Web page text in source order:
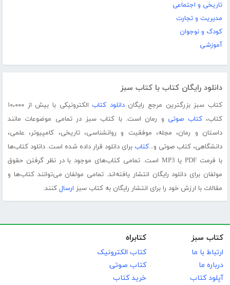
تاریخی و اجتماعی
مدیریت و تجارت
کودک و نوجوان
آموزشی
دانلود رایگان کتاب با کتاب سبز
کتاب سبز بزرگترین مرجع رایگاندانلود کتاب
الکترونیکی با بیش از ۱۰،۰۰۰
کتاب،کتاب صوتی و رمان است. با کتاب سبز در تمامی موضوعات مانند
داستان و رمان، مجله، موفقیت و روانشناسی، تاریخی، کامپیوتر، علمی،
دانشگاهی، کتاب صوتی و...کتاب برای دانلود قرار داده شده است. دانلود کتاب‌ها
با فرمت PDF یا MP3 است. تمامی کتاب‌های موجود با در نظر گرفتن حقوق
مولفان برای دانلود رایگان انتشار یافته‌اند. تمامی مولفان می‌توانند کتاب‌ها و
مقالات با ارزش خود را برای انتشار رایگان به کتاب سبز ارسال کنند.
کتاب سبز
ارتباط با ما
درباره ما
آپلود کتاب
کتابراه
کتاب الکترونیک
کتاب صوتی
خرید کتاب